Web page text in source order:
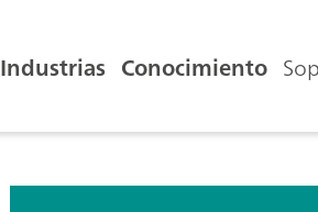
Industrias Conocimiento